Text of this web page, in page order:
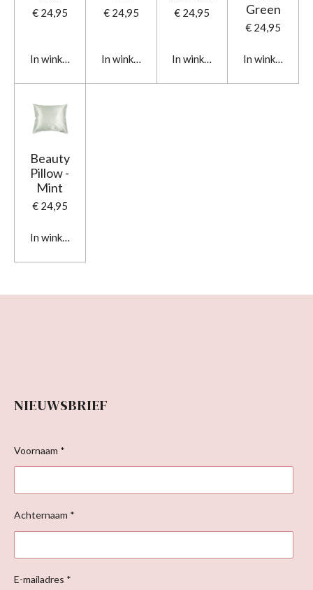
€ 24,95
In winkelwagen
€ 24,95
In winkelwagen
€ 24,95
In winkelwagen
Green
€ 24,95
In
Beauty
Pillow -
Mint
€ 24,95
In winkelwagen
NIEUWSBRIEF
Voornaam *
Achternaam *
E-mailadres *